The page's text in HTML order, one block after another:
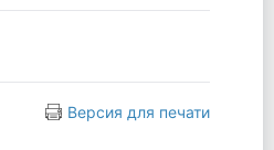
Версия для печати